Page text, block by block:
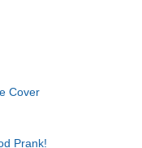
Cover
Prank!